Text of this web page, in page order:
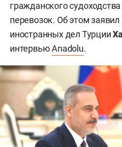
гражданского
перевозок. Об этом
иностранных дел Турции
интервьюAnadolu.